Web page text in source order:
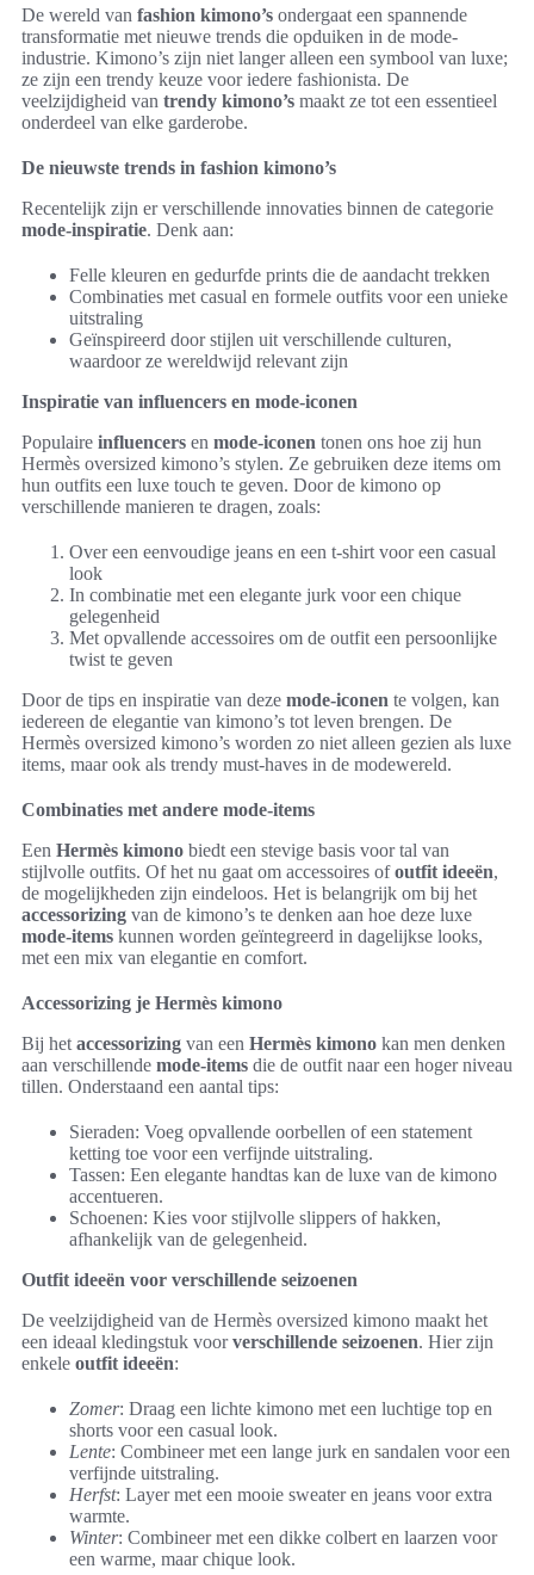
De wereld van fashion kimono’s ondergaat een spannende
transformatie met nieuwe trends die opduiken in de mode-
industrie. Kimono’s zijn niet langer alleen een symbool van luxe;
ze zijn een trendy keuze voor iedere fashionista. De
veelzijdigheid van trendy kimono’s maakt ze tot een essentieel
onderdeel van elke garderobe.
De nieuwste trends in fashion kimono’s
Recentelijk zijn er verschillende innovaties binnen de categorie
mode-inspiratie. Denk aan:
Felle kleuren en gedurfde prints die de aandacht trekken
Combinaties met casual en formele outfits voor een unieke
uitstraling
Geïnspireerd door stijlen uit verschillende culturen,
waardoor ze wereldwijd relevant zijn
Inspiratie van influencers en mode-iconen
Populaire influencers en mode-iconen tonen ons hoe zij hun
Hermès oversized kimono’s stylen. Ze gebruiken deze items om
hun outfits een luxe touch te geven. Door de kimono op
verschillende manieren te dragen, zoals:
Over een eenvoudige jeans en een t-shirt voor een casual
look
In combinatie met een elegante jurk voor een chique
gelegenheid
Met opvallende accessoires om de outfit een persoonlijke
twist te geven
Door de tips en inspiratie van deze mode-iconen te volgen, kan
iedereen de elegantie van kimono’s tot leven brengen. De
Hermès oversized kimono’s worden zo niet alleen gezien als luxe
items, maar ook als trendy must-haves in de modewereld.
Combinaties met andere mode-items
Een Hermès kimono biedt een stevige basis voor tal van
stijlvolle outfits. Of het nu gaat om accessoires ofoutfit ideeën,
de mogelijkheden zijn eindeloos. Het is belangrijk om bij het
accessorizing van de kimono’s te denken aan hoe deze luxe
mode-items kunnen worden geïntegreerd in dagelijkse looks,
met een mix van elegantie en comfort.
Accessorizing je Hermès kimono
Bij het accessorizing van een Hermès kimono kan men denken
aan verschillende mode-items die de outfit naar een hoger niveau
tillen. Onderstaand een aantal tips:
Sieraden: Voeg opvallende oorbellen of een statement
ketting toe voor een verfijnde uitstraling.
Tassen: Een elegante handtas kan de luxe van de kimono
accentueren.
Schoenen: Kies voor stijlvolle slippers of hakken,
afhankelijk van de gelegenheid.
Outfit ideeën voor verschillende seizoenen
De veelzijdigheid van de Hermès oversized kimono maakt het
een ideaal kledingstuk voorverschillende seizoenen. Hier zijn
enkele outfit ideeën:
Zomer: Draag een lichte kimono met een luchtige top en
shorts voor een casual look.
Lente: Combineer met een lange jurk en sandalen voor een
verfijnde uitstraling.
Herfst: Layer met een mooie sweater en jeans voor extra
warmte.
Winter: Combineer met een dikke colbert en laarzen voor
een warme, maar chique look.